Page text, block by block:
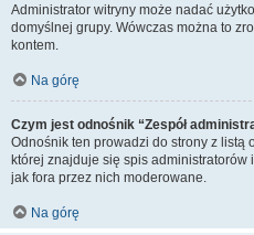
Administrator witryny może nadać
domyślnej grupy. Wówczas można to
kontem.
Na górę
Czym jest odnośnik “Zespół
Odnośnik ten prowadzi do strony z listą
której znajduje się spis
jak fora przez nich moderowane.
Na górę